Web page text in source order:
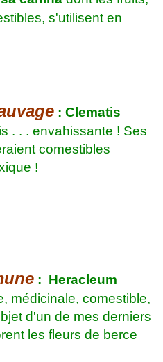
s'utilisent en
: Clematis
. . . envahissante ! Ses
comestibles
!
: Heracleum
médicinale, comestible,
d'un de mes derniers
les fleurs de berce